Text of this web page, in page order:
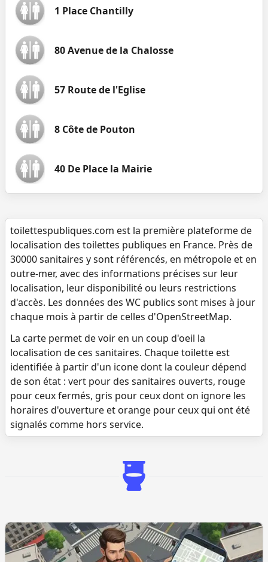
1 Place Chantilly
80 Avenue de la Chalosse
57 Route de l'Eglise
8 Côte de Pouton
40 De Place la Mairie
toilettespubliques.com est la première plateforme de
localisation des toilettes publiques en France. Près de
30000 sanitaires y sont référencés, en métropole et en
outre-mer, avec des informations précises sur leur
localisation, leur disponibilité ou leurs restrictions
d'accès. Les données des WC publics sont mises à jour
chaque mois à partir de celles d'OpenStreetMap.
La carte permet de voir en un coup d'oeil la
localisation de ces sanitaires. Chaque toilette est
identifiée à partir d'un icone dont la couleur dépend
de son état : vert pour des sanitaires ouverts, rouge
pour ceux fermés, gris pour ceux dont on ignore les
horaires d'ouverture et orange pour ceux qui ont été
signalés comme hors service.